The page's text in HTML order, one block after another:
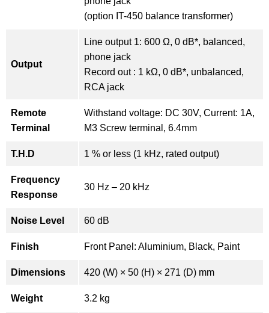
(option IT-450 balance transformer)
Output
Line output 1: 600 Ω, 0 dB*, balanced,
phone jack
Record out : 1 kΩ, 0 dB*, unbalanced,
RCA jack
Remote
Terminal
Withstand voltage: DC 30V, Current: 1A,
M3 Screw terminal, 6.4mm
T.H.D 1 % or less (1 kHz, rated output)
Frequency
Response
30 Hz – 20 kHz
Noise Level 60 dB
Finish Front Panel: Aluminium, Black, Paint
Dimensions 420 (W) × 50 (H) × 271 (D) mm
Weight 3.2 kg